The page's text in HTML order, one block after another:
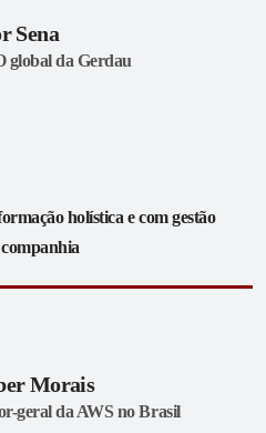
Sena
global da Gerdau
holística e com gestão
Morais
geral da AWS no Brasil